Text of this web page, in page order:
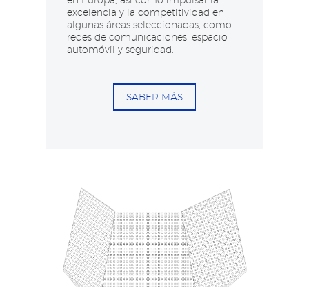
excelencia y la competitividad en
algunas áreas seleccionadas, como
redes de comunicaciones, espacio,
automóvil y seguridad.
SABER MÁS